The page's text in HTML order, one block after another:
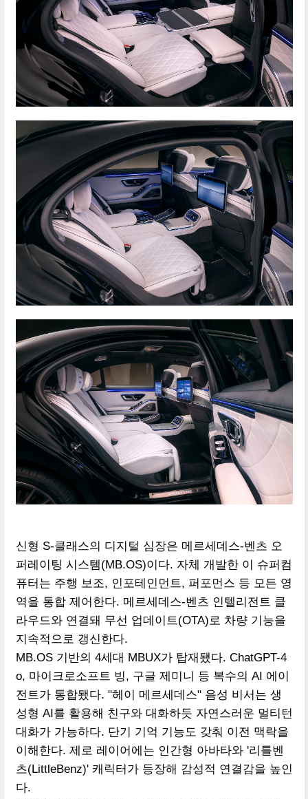
신형 S-클래스의 디지털 심장은 메르세데스-벤츠 오
퍼레이팅 시스템(MB.OS)이다. 자체 개발한 이 슈퍼컴
퓨터는 주행 보조, 인포테인먼트, 퍼포먼스 등 모든 영
역을 통합 제어한다. 메르세데스-벤츠 인텔리전트 클
라우드와 연결돼 무선 업데이트(OTA)로 차량 기능을
지속적으로 갱신한다.
MB.OS 기반의 4세대 MBUX가 탑재됐다. ChatGPT-4
o, 마이크로소프트 빙, 구글 제미니 등 복수의 AI 에이
전트가 통합됐다. "헤이 메르세데스" 음성 비서는 생
성형 AI를 활용해 친구와 대화하듯 자연스러운 멀티턴
대화가 가능하다. 단기 기억 기능도 갖춰 이전 맥락을
이해한다. 제로 레이어에는 인간형 아바타와 '리틀벤
츠(LittleBenz)' 캐릭터가 등장해 감성적 연결감을 높인
다.